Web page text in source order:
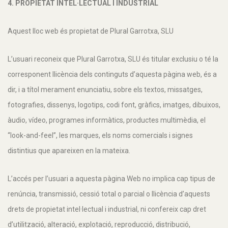
4. PROPIETAT INTEL·LECTUAL I INDUSTRIAL
Aquest lloc web és propietat de Plural Garrotxa, SLU
L’usuari reconeix que Plural Garrotxa, SLU és titular exclusiu o té la
corresponent llicència dels continguts d’aquesta pàgina web, és a
dir, i a títol merament enunciatiu, sobre els textos, missatges,
fotografies, dissenys, logotips, codi font, gràfics, imatges, dibuixos,
àudio, vídeo, programes informàtics, productes multimèdia, el
“look-and-feel”, les marques, els noms comercials i signes
distintius que apareixen en la mateixa.
L’accés per l’usuari a aquesta pàgina Web no implica cap tipus de
renúncia, transmissió, cessió total o parcial o llicència d’aquests
drets de propietat intel·lectual i industrial, ni confereix cap dret
d’utilització, alteració, explotació, reproducció, distribució,